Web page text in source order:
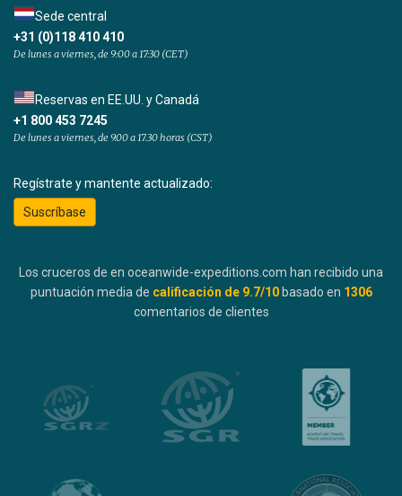
Sede central
+31 (0)118 410 410
De lunes a viernes, de 9:00 a 17:30 (CET)
Reservas en EE.UU. y Canadá
+1 800 453 7245
De lunes a viernes, de 9.00 a 17.30 horas (CST)
Regístrate y mantente actualizado:
Suscríbase
Los cruceros de en oceanwide-expeditions.com han recibido una
puntuación media de calificación de 9.7/10 basado en 1306
comentarios de clientes